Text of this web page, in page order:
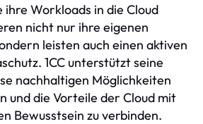
Workloads in die Cloud
nicht nur ihre eigenen
leisten auch einen aktiven
1CC unterstützt seine
nachhaltigen Möglichkeiten
und die Vorteile der Cloud mit
Bewusstsein zu verbinden.